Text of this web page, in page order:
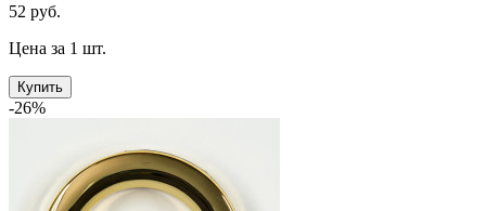
52 руб.
Цена за 1 шт.
Купить
-26%